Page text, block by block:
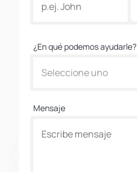
¿En qué podemos ayudarle?
Seleccione uno
Mensaje